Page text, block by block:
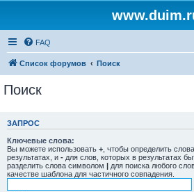
FAQ
Список форумов Поиск
Поиск
ЗАПРОС
Ключевые слова:
Вы можете использовать + , чтобы определить
результатах, и - для слов, которых в результатах
разделить слова символом | для поиска любого
качестве шаблона для частичного совпадения.